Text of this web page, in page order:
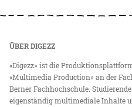
ÜBER DIGEZZ
«Digezz» ist die
«Multimedia Production» an der
Berner Fachhochschule.
eigenständig multimediale Inhalte